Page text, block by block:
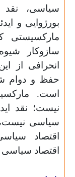
سیاسی، نقد
بورژوایی و
مارکسیستی
سازوکار
انحرافی از
حفظ و دوام
است.
نیست؛ نقد
سیاسی
اقتصاد
اقتصاد